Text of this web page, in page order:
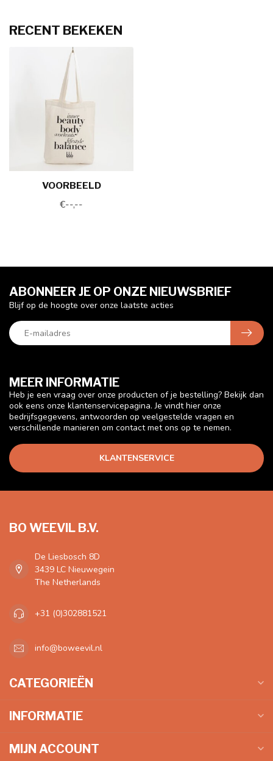
RECENT BEKEKEN
VOORBEELD
€--,--
MEER INFORMATIE
Heb je een vraag over onze producten of je bestelling? Bekijk dan
ook eens onze klantenservicepagina. Je vindt hier onze
bedrijfsgegevens, antwoorden op veelgestelde vragen en
verschillende manieren om contact met ons op te nemen.
KLANTENSERVICE
ABONNEER JE OP ONZE NIEUWSBRIEF
Blijf op de hoogte over onze laatste acties
BO WEEVIL B.V.
De Liesbosch 8D
3439 LC Nieuwegein
The Netherlands
+31 (0)302881521
info@boweevil.nl
CATEGORIEËN
INFORMATIE
MIJN ACCOUNT